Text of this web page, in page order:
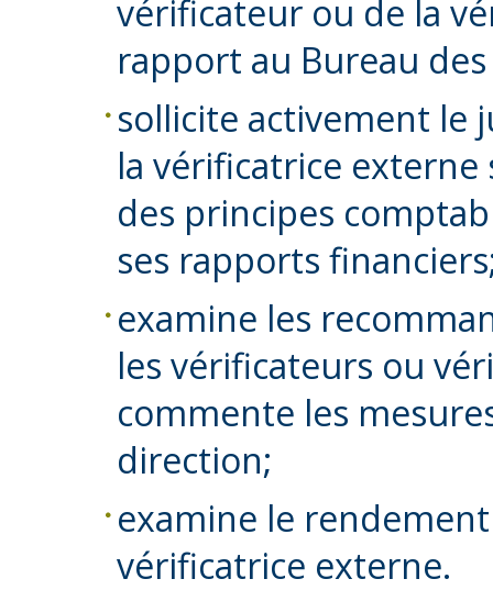
vérificateur ou de la
rapport au Bureau
sollicite activement le
la vérificatrice externe
des principes
ses rapports
examine les
les vérificateurs ou
commente les
direction;
examine le
vérificatrice externe.